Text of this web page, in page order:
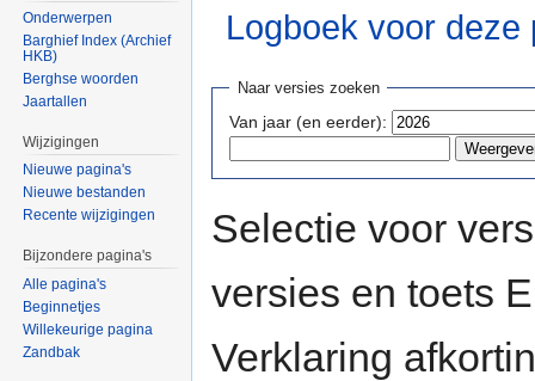
Logboek voor deze
Naar versies zoeken
Van jaar (en eerder):
Selectie voor
versies en toets
Verklaring
Onderwerpen
Barghief Index (Archief
HKB)
Berghse woorden
Jaartallen
Wijzigingen
Nieuwe pagina's
Nieuwe bestanden
Recente wijzigingen
Bijzondere pagina's
Alle pagina's
Beginnetjes
Willekeurige pagina
Zandbak